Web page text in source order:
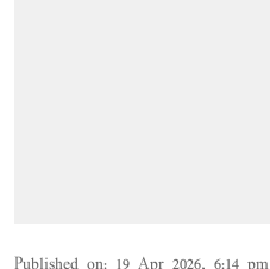
Published on: 19 Apr 2026, 6:14 pm